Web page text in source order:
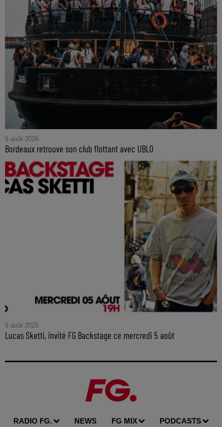
5 août 2026
Bordeaux retrouve son club flottant avec UBLO
5 août 2026
Lucas Sketti, invité FG Backstage ce mercredi 5 août
RADIO FG. NEWS FG MIX PODCASTS